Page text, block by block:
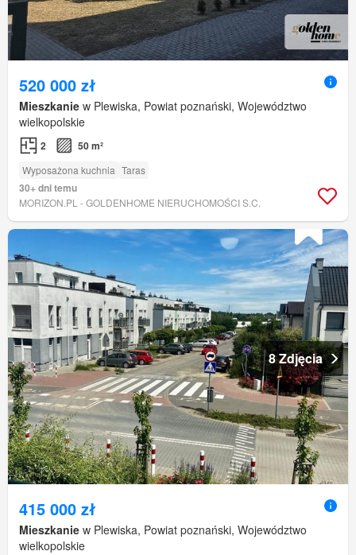
520 000 zł
Mieszkanie w Plewiska, Powiat poznański, Województwo
wielkopolskie
2 50 m²
Wyposażona kuchnia Taras
30+ dni temu
MORIZON.PL - GOLDENHOME NIERUCHOMOŚCI S.C.
8 Zdjęcia
415 000 zł
Mieszkanie w Plewiska, Powiat poznański, Województwo
wielkopolskie